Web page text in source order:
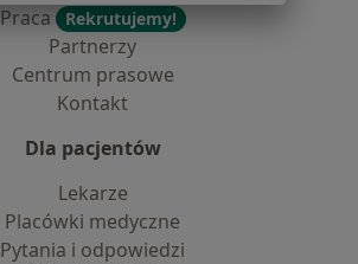
Praca
Rekrutujemy!
Partnerzy
Centrum prasowe
Kontakt
Dla pacjentów
Lekarze
Placówki medyczne
Pytania i odpowiedzi